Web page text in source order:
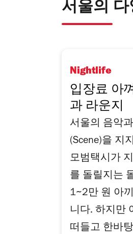
서울의
Nightlife
입장료 아
과 라운지
서울의 음악
(Scene)을 지
모범택시가
를 돌릴지는
1~2만 원 아
니다. 하지만
떠들고 한바